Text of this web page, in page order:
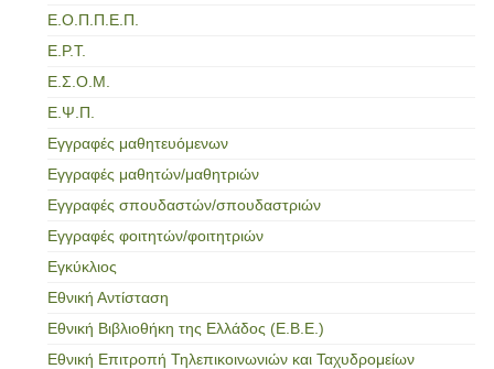
Ε.Ο.Π.Π.Ε.Π.
Ε.Ρ.Τ.
Ε.Σ.Ο.Μ.
Ε.Ψ.Π.
Εγγραφές μαθητευόμενων
Εγγραφές μαθητών/μαθητριών
Εγγραφές σπουδαστών/σπουδαστριών
Εγγραφές φοιτητών/φοιτητριών
Εγκύκλιος
Εθνική Αντίσταση
Εθνική Βιβλιοθήκη της Ελλάδος (Ε.Β.Ε.)
Εθνική Επιτροπή Τηλεπικοινωνιών και Ταχυδρομείων